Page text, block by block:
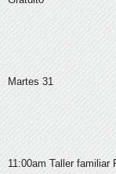
Martes 31
11:00am Taller familiar